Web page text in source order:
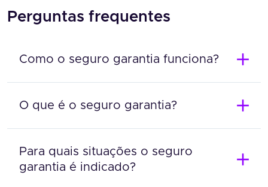
Perguntas frequentes
Como o seguro garantia funciona?
O que é o seguro garantia?
Para quais situações o seguro
garantia é indicado?